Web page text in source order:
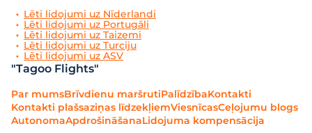
Lēti lidojumi uz Nīderlandi
Lēti lidojumi uz Portugāli
Lēti lidojumi uz Taizemi
Lēti lidojumi uz Turciju
Lēti lidojumi uz ASV
"Tagoo Flights"
Par mumsBrīvdienu maršrutiPalīdzībaKontakti
Kontakti plašsaziņas līdzekļiemViesnīcasCeļojumu blogs
AutonomaApdrošināšanaLidojuma kompensācija